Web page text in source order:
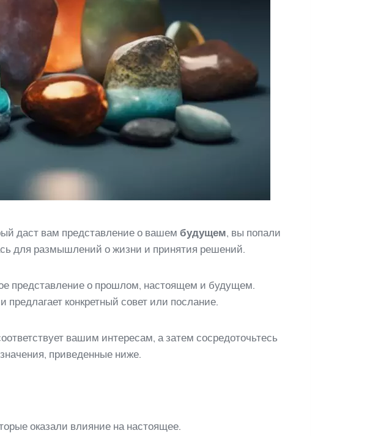
даст вам представление о вашем будущем, вы попали
для размышлений о жизни и принятия решений.
представление о прошлом, настоящем и будущем.
предлагает конкретный совет или послание.
вашим интересам, а затем сосредоточьтесь
приведенные ниже.
оказали влияние на настоящее.